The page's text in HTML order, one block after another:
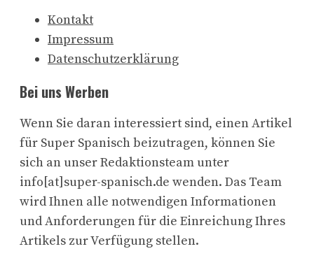
Kontakt
Impressum
Datenschutzerklärung
Bei uns Werben
Wenn Sie daran interessiert sind, einen Artikel
für Super Spanisch beizutragen, können Sie
sich an unser Redaktionsteam unter
info[at]super-spanisch.de wenden. Das Team
wird Ihnen alle notwendigen Informationen
und Anforderungen für die Einreichung Ihres
Artikels zur Verfügung stellen.